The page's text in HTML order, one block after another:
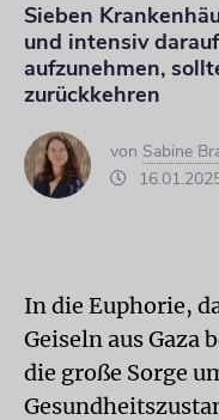
Sieben
und intensiv
aufzunehmen,
zurückkehren
von Sabine
In die Euphorie,
Geiseln aus Gaza
die große Sorge